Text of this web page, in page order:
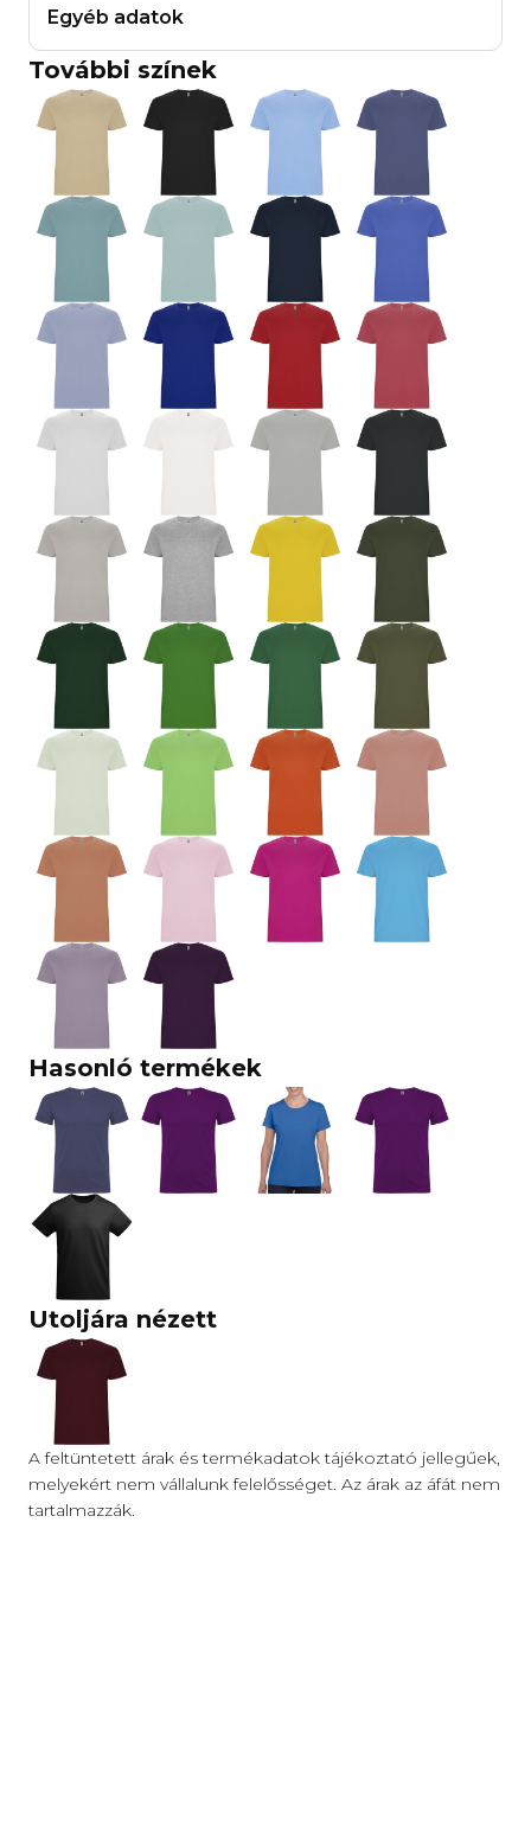
Egyéb adatok
További színek
Hasonló termékek
Utoljára nézett
A feltüntetett árak és termékadatok tájékoztató jellegűek,
melyekért nem vállalunk felelősséget. Az árak az áfát nem
tartalmazzák.